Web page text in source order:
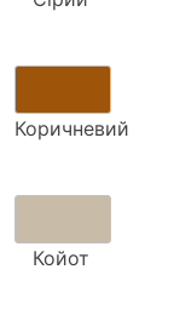
Коричневий
Койот